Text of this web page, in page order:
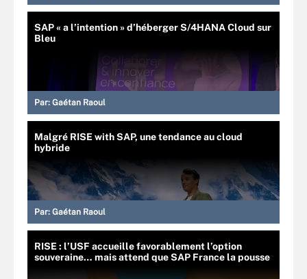
SAP « a l’intention » d’héberger S/4HANA Cloud sur
Bleu
Par: Gaétan Raoul
Malgré RISE with SAP, une tendance au cloud
hybride
Par: Gaétan Raoul
RISE : l’USF accueille favorablement l’option
souveraine… mais attend que SAP France la pousse